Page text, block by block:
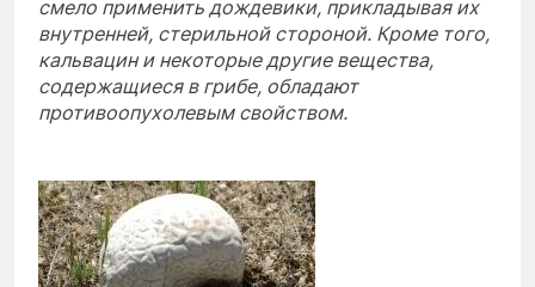
смело применить дождевики, прикладывая их
внутренней, стерильной стороной. Кроме того,
кальвацин и некоторые другие вещества,
содержащиеся в грибе, обладают
противоопухолевым свойством.